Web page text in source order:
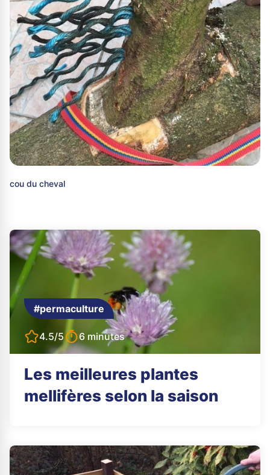
cou du cheval
#permaculture
4.5/5 6 minutes
Les meilleures plantes
mellifères selon la saison